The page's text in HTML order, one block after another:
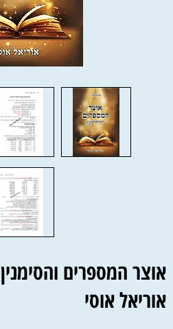
אוצר המספרים
אוריאל אוסי